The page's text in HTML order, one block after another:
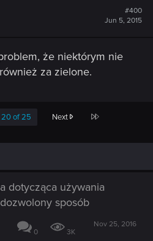
#400
Jun 5, 2015
że niektórym nie
za zielone.
20 of 25 Next Last
dotycząca używania
sposób
0 3K
Nov 25, 2016